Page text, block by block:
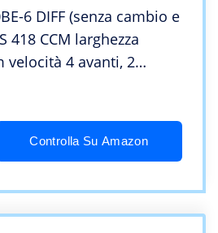
6 DIFF (senza cambio e
418 CCM larghezza
velocità 4 avanti, 2
diesel,
Controlla Su Amazon